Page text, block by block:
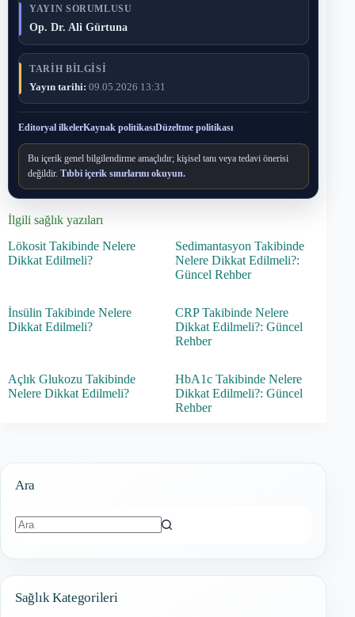
YAYIN SORUMLUSU
Op. Dr. Ali Gürtuna
TARIH BILGISI
Yayın tarihi: 09.05.2026 13:31
Editoryal ilkelerKaynak politikasıDüzeltme politikası
Bu içerik genel bilgilendirme amaçlıdır; kişisel tanı veya tedavi önerisi
değildir. Tıbbi içerik sınırlarını okuyun.
İlgili sağlık yazıları
Lökosit Takibinde Nelere
Dikkat Edilmeli?
Sedimantasyon Takibinde
Nelere Dikkat Edilmeli?:
Güncel Rehber
İnsülin Takibinde Nelere
Dikkat Edilmeli?
CRP Takibinde Nelere
Dikkat Edilmeli?: Güncel
Rehber
Açlık Glukozu Takibinde
Nelere Dikkat Edilmeli?
HbA1c Takibinde Nelere
Dikkat Edilmeli?: Güncel
Rehber
Ara
Sağlık Kategorileri